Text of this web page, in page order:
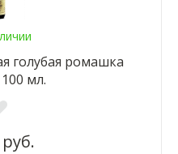
голубая ромашка
мл.